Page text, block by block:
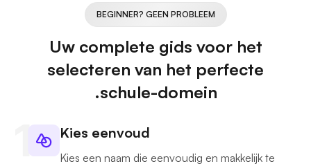
BEGINNER? GEEN PROBLEEM
Uw complete gids voor het
selecteren van het perfecte
.schule-domein
Kies eenvoud
Kies een naam die eenvoudig en makkelijk te